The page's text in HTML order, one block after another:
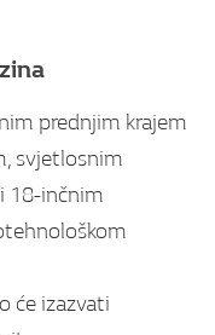
prednjim krajem
svjetlosnim
18-inčnim
će izazvati